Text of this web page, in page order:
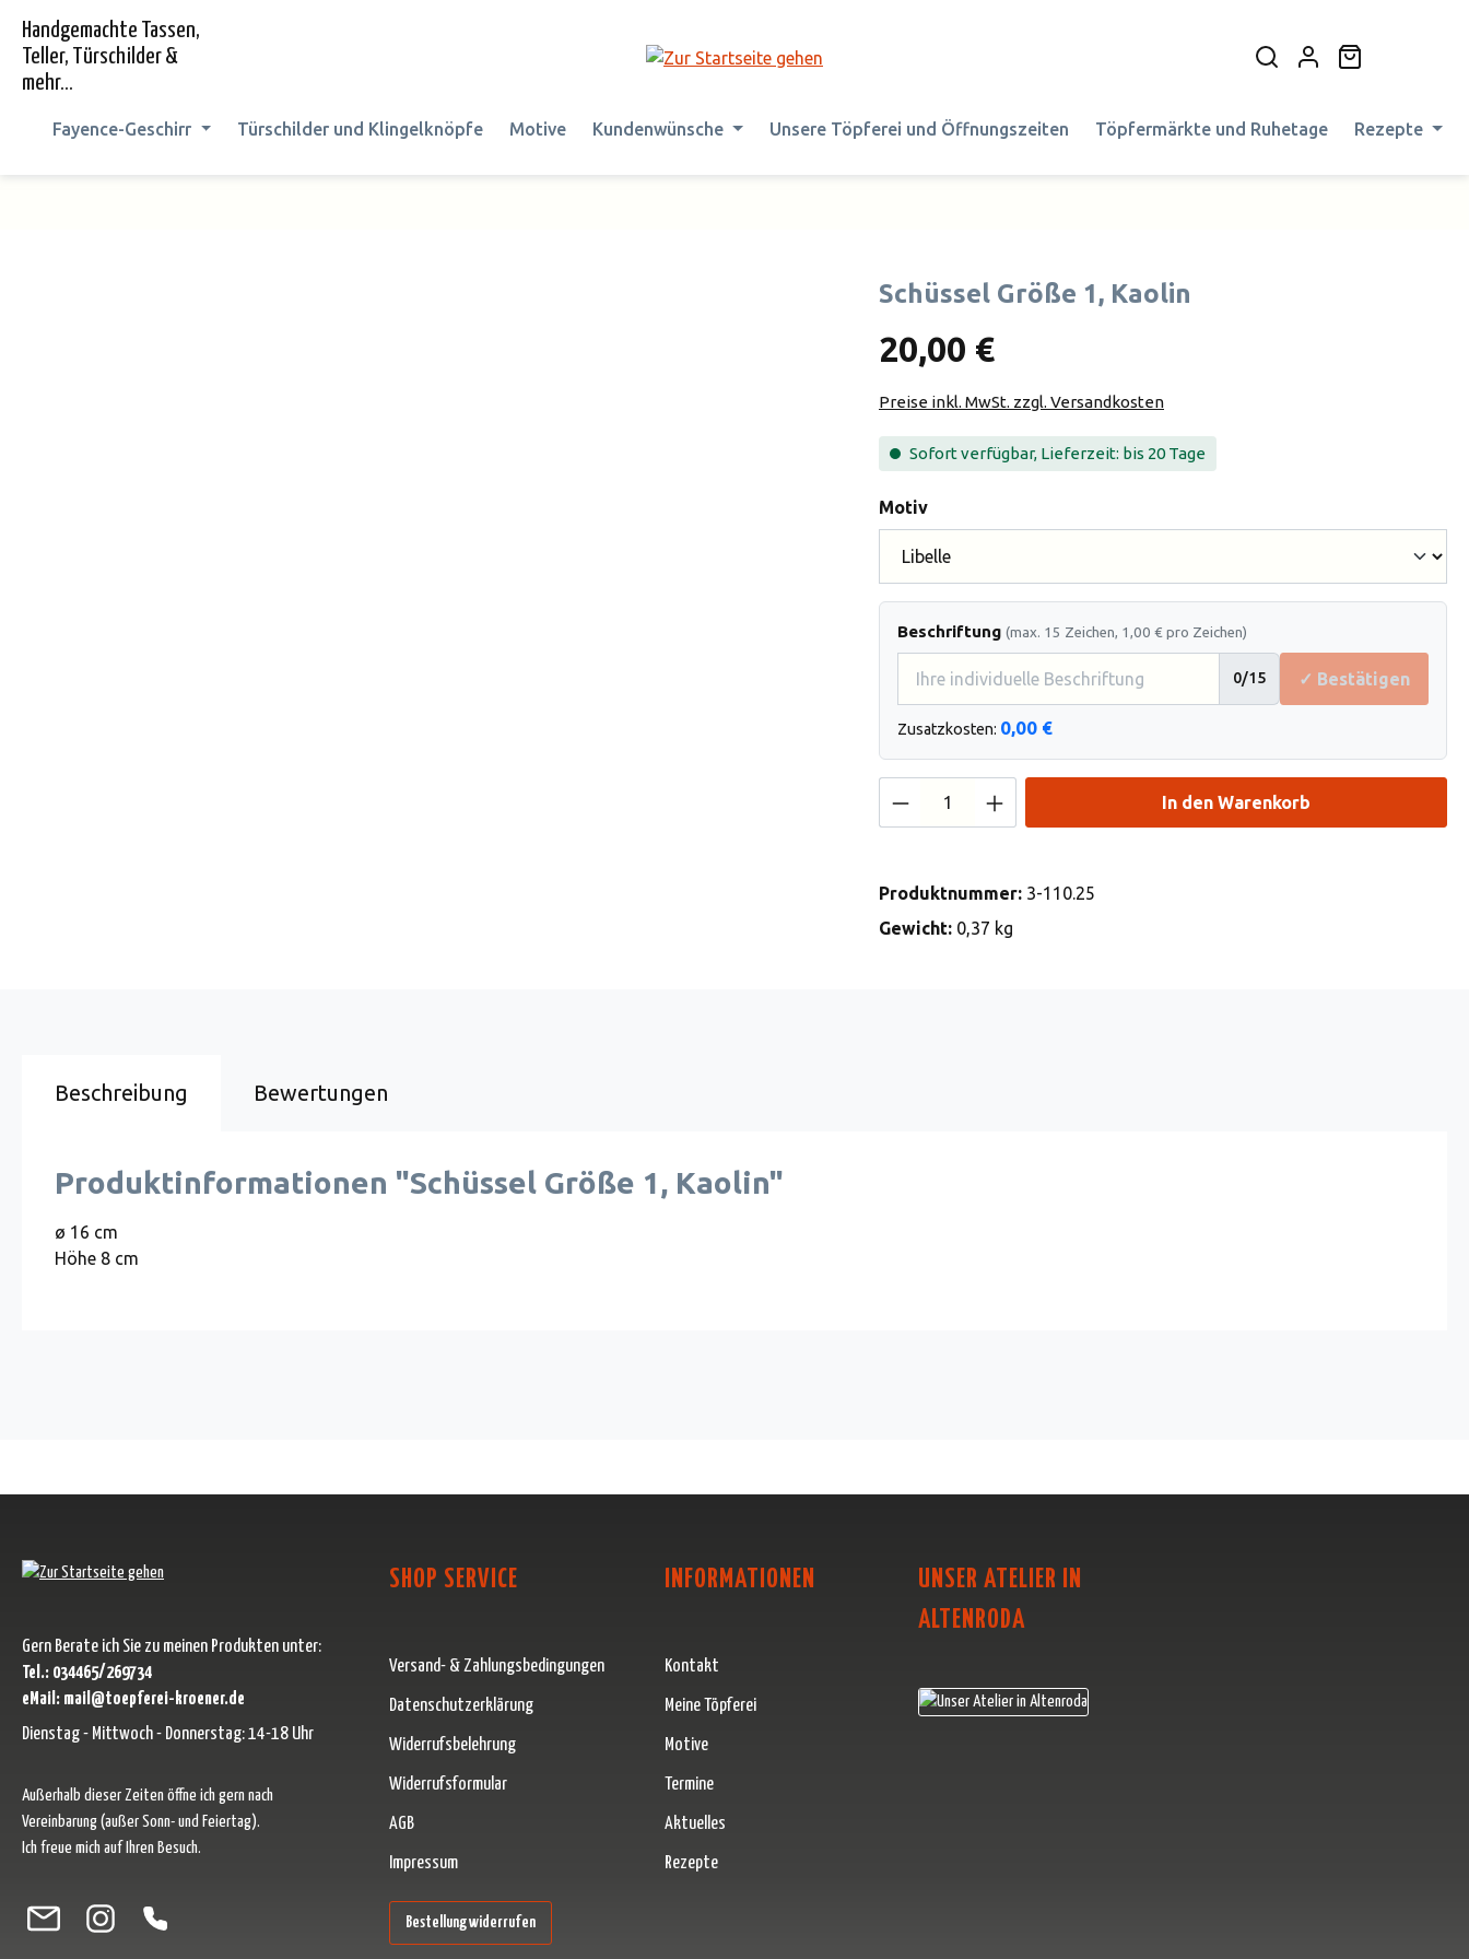
Zur Hauptnavigation springen
Handgemachte Tassen,
Teller, Türschilder &
mehr...
Fayence-Geschirr Türschilder und Klingelknöpfe Motive Kundenwünsche Unsere Töpferei und Öffnungszeiten Töpfermärkte und Ruhetage Rezepte
Schüssel Größe 1, Kaolin
20,00 €
Preise inkl. MwSt. zzgl. Versandkosten
Sofort verfügbar, Lieferzeit: bis 20 Tage
Motivauswählen
Beschriftung (max. 15 Zeichen, 1,00 € pro Zeichen)
0/15 ✓ Bestätigen
Zusatzkosten: 0,00 €
Produkt Anzahl: Gib den gewünschten Wert
In den Warenkorb
Produktnummer: 3-110.25
Gewicht: 0,37 kg
Beschreibung Bewertungen
Produktinformationen "Schüssel Größe 1, Kaolin"
ø 16 cm
Höhe 8 cm
Gern Berate ich Sie zu meinen Produkten unter:
Tel.: 034465/269734
eMail: mail@toepferei-kroener.de
Dienstag - Mittwoch - Donnerstag: 14-18 Uhr
Außerhalb dieser Zeiten öffne ich gern nach
Vereinbarung (außer Sonn- und Feiertag).
Ich freue mich auf Ihren Besuch.
Besuche uns auf Facebook – öffnet in neuem Tab (externer Link)
Schau auf Instagram vorbei – öffnet in neuem Tab (externer Link)
Lass dich auf Pinterest inspirieren – öffnet in neuem Tab (externer Link)
Folge uns auf X – öffnet in neuem Tab (externer Link)
SHOP SERVICE
Versand- & Zahlungsbedingungen
Datenschutzerklärung
Widerrufsbelehrung
Widerrufsformular
AGB
Impressum
Bestellung widerrufen
INFORMATIONEN
Kontakt
Meine Töpferei
Motive
Termine
Aktuelles
Rezepte
UNSER ATELIER IN
ALTENRODA